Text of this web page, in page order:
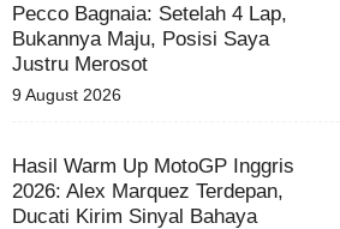
Pecco Bagnaia: Setelah 4 Lap,
Bukannya Maju, Posisi Saya
Justru Merosot
9 August 2026
Hasil Warm Up MotoGP Inggris
2026: Alex Marquez Terdepan,
Ducati Kirim Sinyal Bahaya